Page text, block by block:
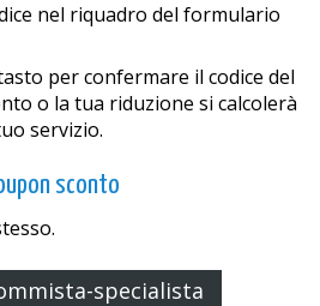
nel riquadro del formulario
per confermare il codice del
o la tua riduzione si calcolerà
servizio.
sconto
specialista